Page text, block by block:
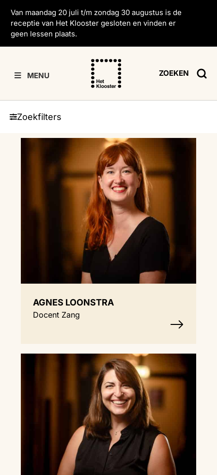
Van maandag 20 juli t/m zondag 30 augustus is de
receptie van Het Klooster gesloten en vinden er
geen lessen plaats.
MENU ZOEKEN
Zoekfilters
AGNES LOONSTRA
Docent Zang